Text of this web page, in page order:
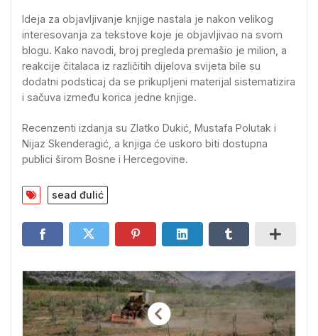
Ideja za objavljivanje knjige nastala je nakon velikog
interesovanja za tekstove koje je objavljivao na svom
blogu. Kako navodi, broj pregleda premašio je milion, a
reakcije čitalaca iz različitih dijelova svijeta bile su
dodatni podsticaj da se prikupljeni materijal sistematizira
i sačuva između korica jedne knjige.
Recenzenti izdanja su Zlatko Dukić, Mustafa Polutak i
Nijaz Skenderagić, a knjiga će uskoro biti dostupna
publici širom Bosne i Hercegovine.
sead đulić